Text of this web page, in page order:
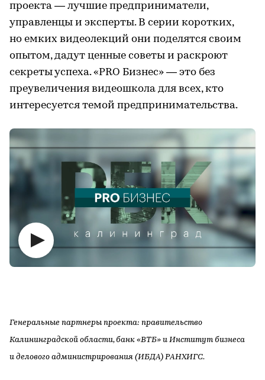
проекта — лучшие предприниматели,
управленцы и эксперты. В серии коротких,
но емких видеолекций они поделятся своим
опытом, дадут ценные советы и раскроют
секреты успеха. «PRO Бизнес» — это без
преувеличения видеошкола для всех, кто
интересуется темой предпринимательства.
Генеральные партнеры проекта: правительство
Калининградской области, банк «ВТБ» и Институт бизнеса
и делового администрирования (ИБДА) РАНХИГС.